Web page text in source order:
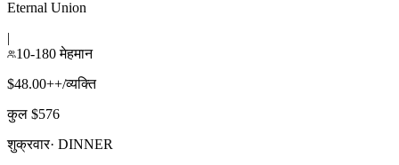
Eternal Union
|
10-180 मेहमान
$48.00++/व्यक्ति
कुल $576
शुक्रवार· DINNER